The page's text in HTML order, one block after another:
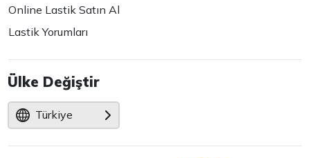
Online Lastik Satın Al
Lastik Yorumları
Ülke Değiştir
Türkiye